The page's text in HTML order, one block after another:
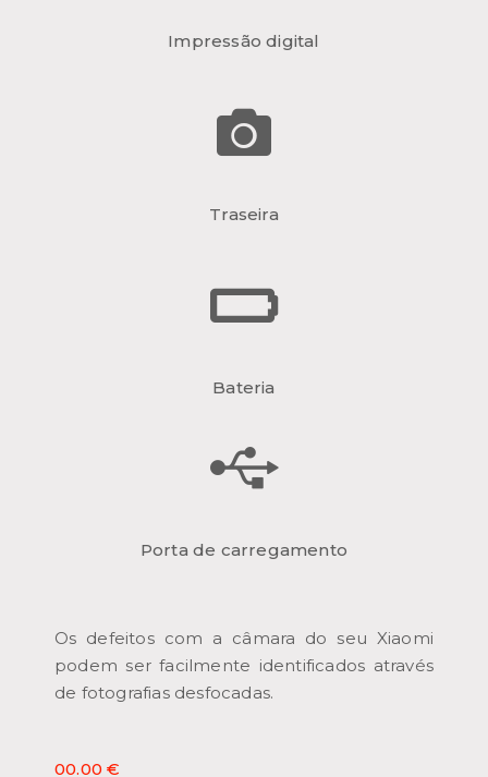
Impressão digital
Traseira
Bateria
Porta de carregamento
Os defeitos com a câmara do seu Xiaomi
podem ser facilmente identificados através
de fotografias desfocadas.
00.00 €